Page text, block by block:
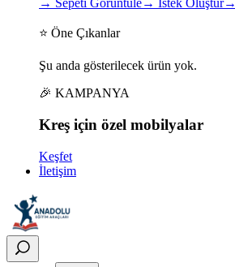
→ Sepeti Görüntüle→ İstek Oluştur→
⭐ Öne Çıkanlar
Şu anda gösterilecek ürün yok.
🎉 KAMPANYA
Kreş için özel mobilyalar
Keşfet
İletişim